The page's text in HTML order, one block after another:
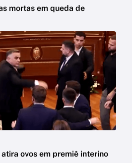
mortas em queda de
ovos em premiê interino